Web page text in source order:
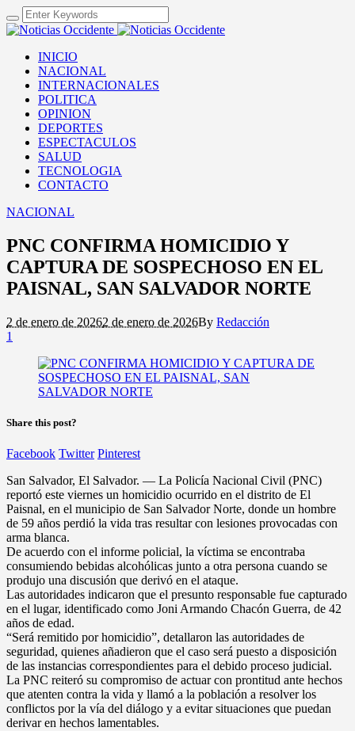
INICIO
NACIONAL
INTERNACIONALES
POLITICA
OPINION
DEPORTES
ESPECTACULOS
SALUD
TECNOLOGIA
CONTACTO
NACIONAL
PNC CONFIRMA HOMICIDIO Y
CAPTURA DE SOSPECHOSO EN EL
PAISNAL, SAN SALVADOR NORTE
2 de enero de 20262 de enero de 2026By Redacción
1
Share this post?
Facebook Twitter Pinterest
San Salvador, El Salvador. — La Policía Nacional Civil (PNC)
reportó este viernes un homicidio ocurrido en el distrito de El
Paisnal, en el municipio de San Salvador Norte, donde un hombre
de 59 años perdió la vida tras resultar con lesiones provocadas con
arma blanca.
De acuerdo con el informe policial, la víctima se encontraba
consumiendo bebidas alcohólicas junto a otra persona cuando se
produjo una discusión que derivó en el ataque.
Las autoridades indicaron que el presunto responsable fue capturado
en el lugar, identificado como Joni Armando Chacón Guerra, de 42
años de edad.
“Será remitido por homicidio”, detallaron las autoridades de
seguridad, quienes añadieron que el caso será puesto a disposición
de las instancias correspondientes para el debido proceso judicial.
La PNC reiteró su compromiso de actuar con prontitud ante hechos
que atenten contra la vida y llamó a la población a resolver los
conflictos por la vía del diálogo y a evitar situaciones que puedan
derivar en hechos lamentables.